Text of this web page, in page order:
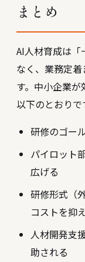
まとめ
AI人材育成は
なく、業務定
す。中小企業
以下のとおりで
研修のゴー
パイロット
広げる
研修形式（
コストを抑
人材開発支
助される